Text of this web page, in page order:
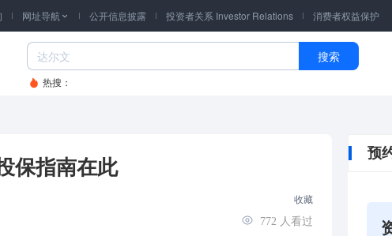
网址导航  公开信息披露 投资者关系 Investor Relations 消费者权益保护
搜索
热搜：
保指南在此
收藏
772 人看过
预